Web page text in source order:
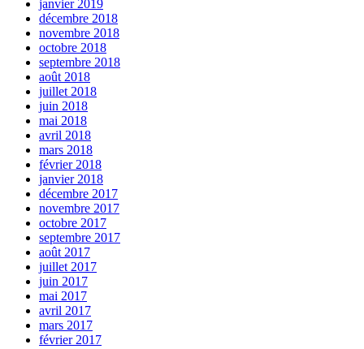
janvier 2019
décembre 2018
novembre 2018
octobre 2018
septembre 2018
août 2018
juillet 2018
juin 2018
mai 2018
avril 2018
mars 2018
février 2018
janvier 2018
décembre 2017
novembre 2017
octobre 2017
septembre 2017
août 2017
juillet 2017
juin 2017
mai 2017
avril 2017
mars 2017
février 2017